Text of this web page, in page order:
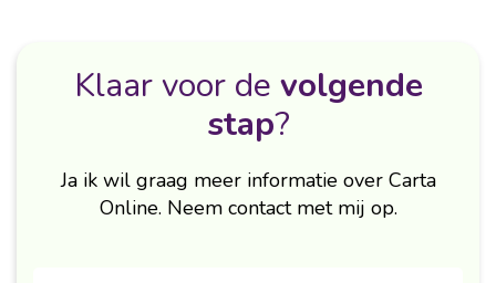
Klaar voor de volgende
stap?
Ja ik wil graag meer informatie over Carta
Online. Neem contact met mij op.